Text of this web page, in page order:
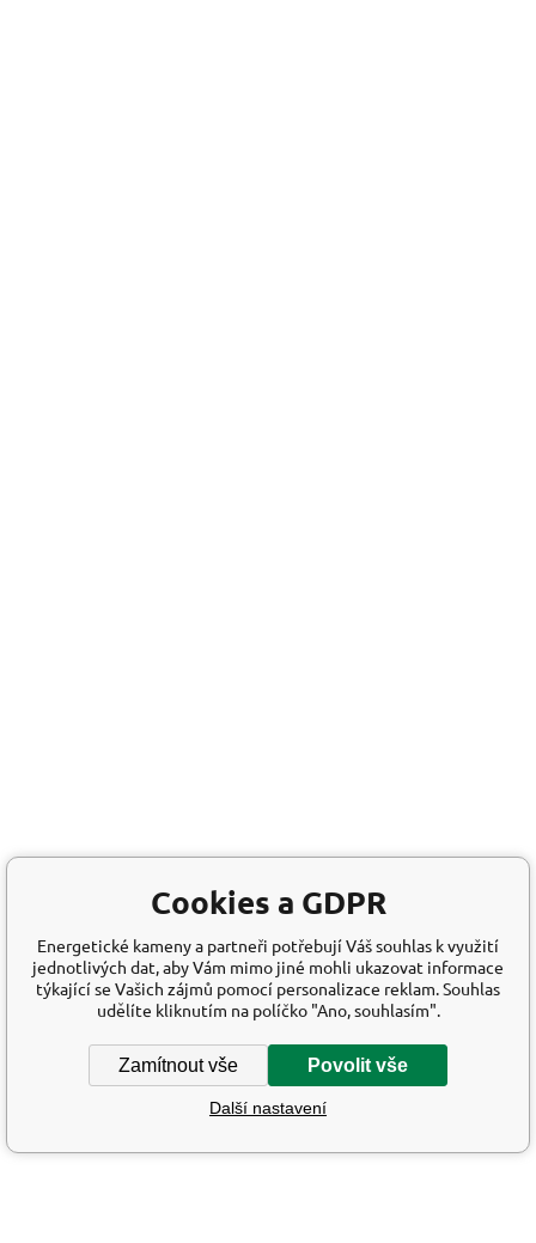
Cookies a GDPR
Energetické kameny a partneři potřebují Váš souhlas k využití
jednotlivých dat, aby Vám mimo jiné mohli ukazovat informace
týkající se Vašich zájmů pomocí personalizace reklam. Souhlas
udělíte kliknutím na políčko "Ano, souhlasím".
Zamítnout vše Povolit vše
Další nastavení